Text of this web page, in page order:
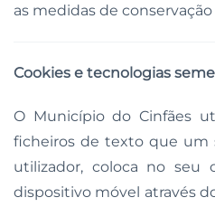
as medidas de
Cookies e tecnologias
O Município do Cinfães
ficheiros de texto que um
utilizador, coloca no seu
dispositivo móvel através